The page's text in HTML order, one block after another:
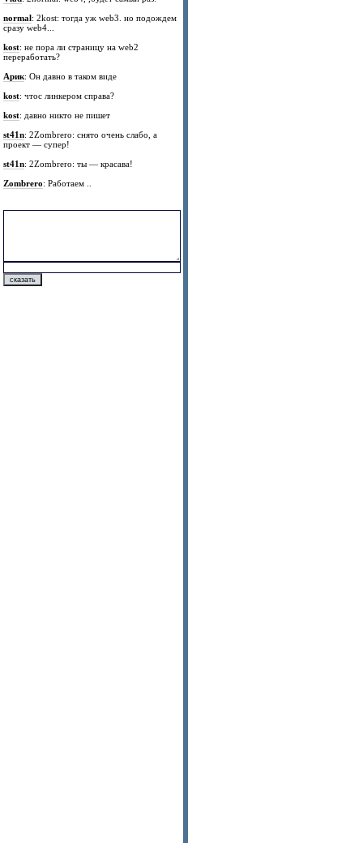
normal: 2kost: тогда уж web3. но подождем
сразу web4...
kost: не пора ли страницу на web2
переработать?
Арик: Он давно в таком виде
kost: чтос линкером справа?
kost: давно никто не пишет
st41n: 2Zombrero: снято очень слабо, а
проект — супер!
st41n: 2Zombrero: ты — красава!
Zombrero: Работаем ..